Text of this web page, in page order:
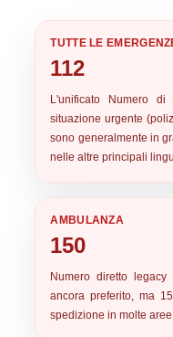
TUTTE LE
112
L'unificato Numero di
situazione urgente
sono generalmente in
nelle altre principali
AMBULANZA
150
Numero diretto
ancora preferito, ma
spedizione in molte